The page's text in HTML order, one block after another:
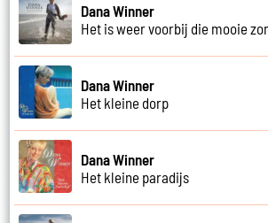
Dana Winner
Het is weer voorbij die mooie
Dana Winner
Het kleine dorp
Dana Winner
Het kleine paradijs